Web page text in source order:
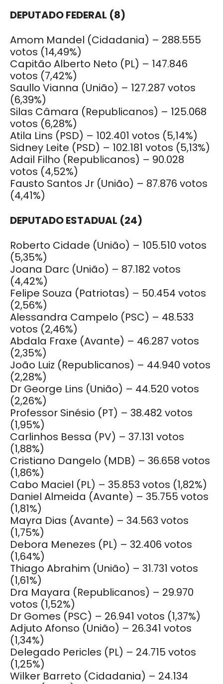
DEPUTADO FEDERAL (8)
Amom Mandel (Cidadania) – 288.555
votos (14,49%)
Capitão Alberto Neto (PL) – 147.846
votos (7,42%)
Saullo Vianna (União) – 127.287 votos
(6,39%)
Silas Câmara (Republicanos) – 125.068
votos (6,28%)
Atila Lins (PSD) – 102.401 votos (5,14%)
Sidney Leite (PSD) – 102.181 votos (5,13%)
Adail Filho (Republicanos) – 90.028
votos (4,52%)
Fausto Santos Jr (União) – 87.876 votos
(4,41%)
DEPUTADO ESTADUAL (24)
Roberto Cidade (União) – 105.510 votos
(5,35%)
Joana Darc (União) – 87.182 votos
(4,42%)
Felipe Souza (Patriotas) – 50.454 votos
(2,56%)
Alessandra Campelo (PSC) – 48.533
votos (2,46%)
Abdala Fraxe (Avante) – 46.287 votos
(2,35%)
João Luiz (Republicanos) – 44.940 votos
(2,28%)
Dr George Lins (União) – 44.520 votos
(2,26%)
Professor Sinésio (PT) – 38.482 votos
(1,95%)
Carlinhos Bessa (PV) – 37.131 votos
(1,88%)
Cristiano Dangelo (MDB) – 36.658 votos
(1,86%)
Cabo Maciel (PL) – 35.853 votos (1,82%)
Daniel Almeida (Avante) – 35.755 votos
(1,81%)
Mayra Dias (Avante) – 34.563 votos
(1,75%)
Debora Menezes (PL) – 32.406 votos
(1,64%)
Thiago Abrahim (União) – 31.731 votos
(1,61%)
Dra Mayara (Republicanos) – 29.970
votos (1,52%)
Dr Gomes (PSC) – 26.941 votos (1,37%)
Adjuto Afonso (União) – 26.341 votos
(1,34%)
Delegado Pericles (PL) – 24.715 votos
(1,25%)
Wilker Barreto (Cidadania) – 24.134